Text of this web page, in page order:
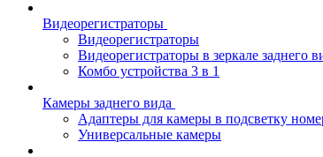
Видеорегистраторы
Видеорегистраторы
Видеорегистраторы в зеркале заднего
Комбо устройства 3 в 1
Камеры заднего вида
Адаптеры для камеры в подсветку
Универсальные камеры